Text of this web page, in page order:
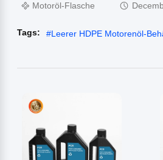
Motoröl-Flasche
Tags: #Leerer HDPE Motorenöl-